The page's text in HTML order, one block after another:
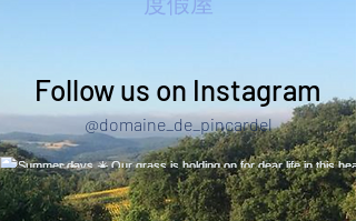
Summer days ☀️ Our grass is holding on for
dear life in this heat! Quick trip to Narbonne to
Follow us on Instagram
@domaine_de_pincardel